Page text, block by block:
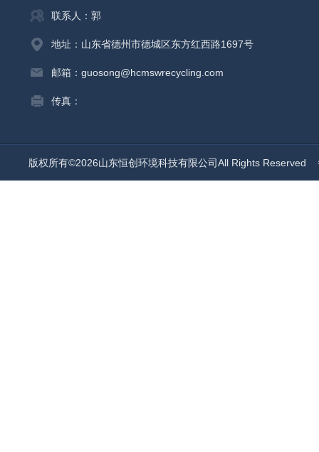
联系人：郭
地址：山东省德州市德城区东方红西路1697号
邮箱：guosong@hcmswrecycling.com
传真：
版权所有©2026山东恒创环境科技有限公司All Rights Reserved